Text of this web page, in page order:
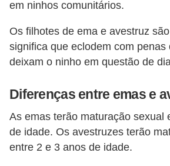
em ninhos comunitários.
Os filhotes de ema e avestruz
significa que eclodem com penas
deixam o ninho em questão de
Diferenças entre emas e
As emas terão maturação sexual
de idade. Os avestruzes terão
entre 2 e 3 anos de idade.
x
ó
t
i
o
s